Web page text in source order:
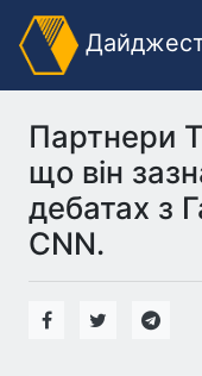
Партнери
що він
дебатах з
CNN.